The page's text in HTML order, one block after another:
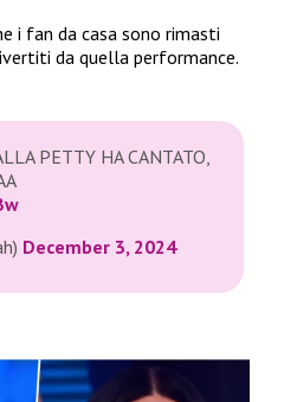
i fan da casa sono rimasti
da quella performance.
PETTY HA CANTATO,
December 3, 2024